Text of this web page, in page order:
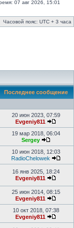
07 авг 2026, 15:01
Часовой пояс: UTC + 3 часа
Последнее сообщение
20 июн 2023, 07:59
Evgeniy811
19 мар 2018, 06:04
Sergey
10 июн 2018, 12:03
RadioChelowek
16 янв 2025, 18:24
Evgeniy811
25 июн 2014, 08:15
Evgeniy811
10 окт 2018, 07:38
Evgeniy811